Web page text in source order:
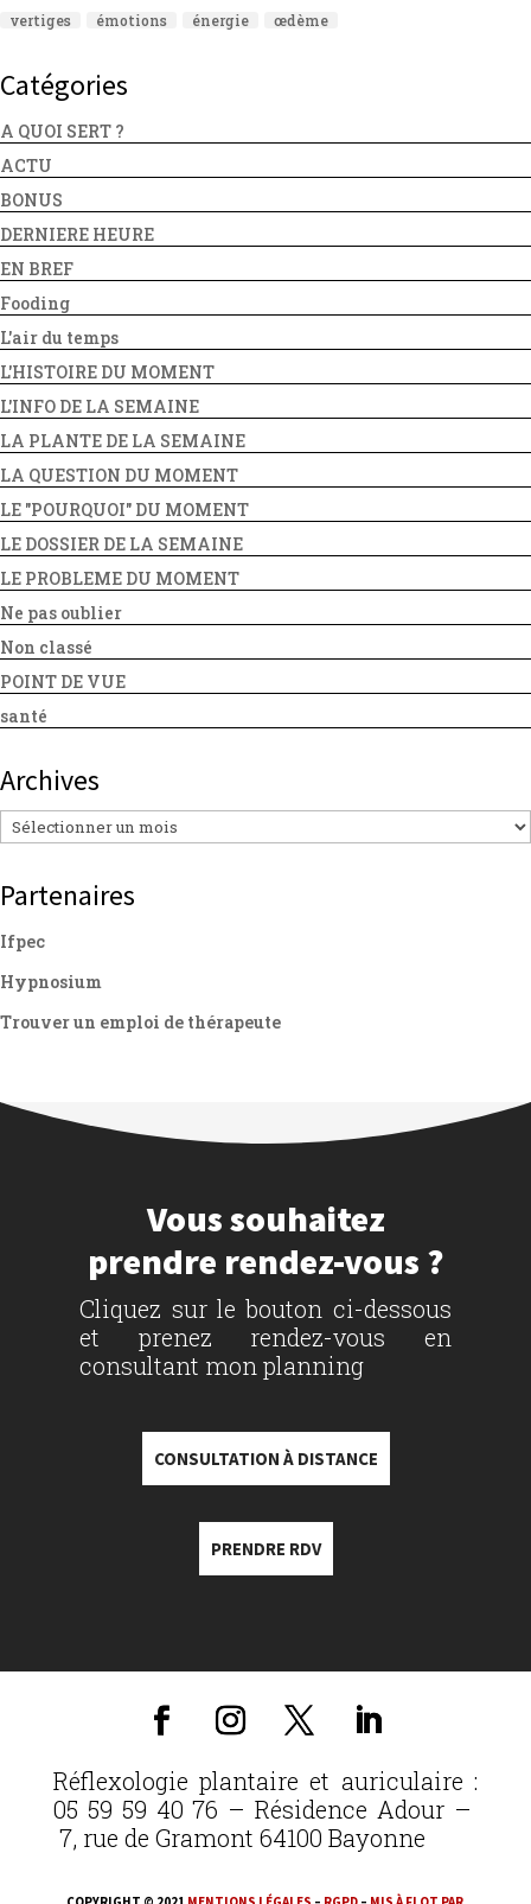
vertiges
émotions énergie œdème
Catégories
A QUOI SERT ?
ACTU
BONUS
DERNIERE HEURE
EN BREF
Fooding
L'air du temps
L'HISTOIRE DU MOMENT
L'INFO DE LA SEMAINE
LA PLANTE DE LA SEMAINE
LA QUESTION DU MOMENT
LE "POURQUOI" DU MOMENT
LE DOSSIER DE LA SEMAINE
LE PROBLEME DU MOMENT
Ne pas oublier
Non classé
POINT DE VUE
santé
Archives
Archives
Partenaires
Ifpec
Hypnosium
Trouver un emploi de thérapeute
Vous souhaitez
prendre rendez-vous ?
Cliquez sur le bouton ci-dessous
et prenez rendez-vous en
consultant mon planning
CONSULTATION À DISTANCE
PRENDRE RDV
Réflexologie plantaire et auriculaire :
05 59 59 40 76 – Résidence Adour –
7, rue de Gramont 64100 Bayonne